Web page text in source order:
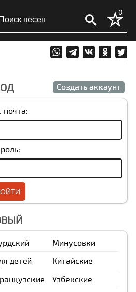
0
Создать аккаунт
почта:
Минусовки
детей
Китайские
Узбекские